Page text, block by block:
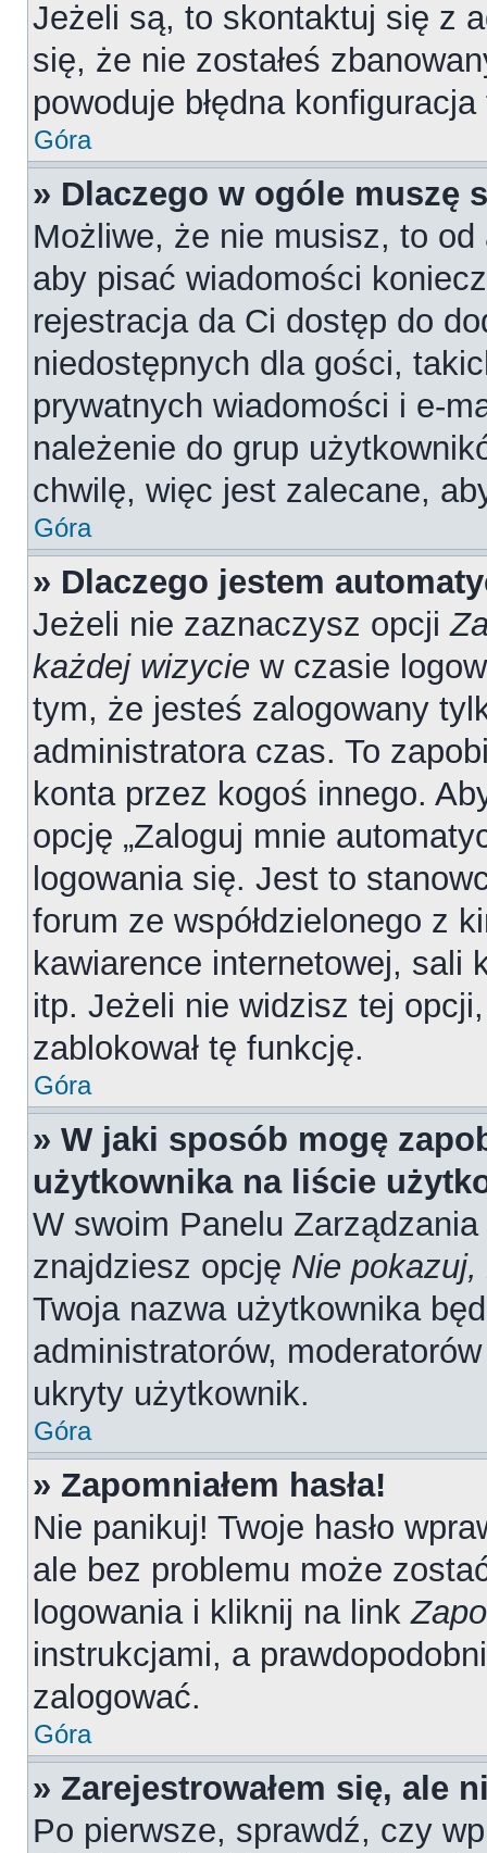
Jeżeli są, to skontaktuj się z
się, że nie zostałeś
powoduje błędna
Góra
» Dlaczego w ogóle muszę
Możliwe, że nie musisz, to
aby pisać wiadomości
rejestracja da Ci dostęp do
niedostępnych dla gości,
prywatnych wiadomości i e-
należenie do grup
chwilę, więc jest zalecane,
Góra
» Dlaczego jestem
Jeżeli nie zaznaczysz opcji
każdej wizycie w czasie
tym, że jesteś zalogowany
administratora czas. To
konta przez kogoś innego.
opcję „Zaloguj mnie
logowania się. Jest to
forum ze współdzielonego z
kawiarence internetowej, sali
itp. Jeżeli nie widzisz tej
zablokował tę funkcję.
Góra
» W jaki sposób mogę
użytkownika na liście
W swoim Panelu
znajdziesz opcję Nie
Twoja nazwa użytkownika
administratorów,
ukryty użytkownik.
Góra
» Zapomniałem hasła!
Nie panikuj! Twoje hasło
ale bez problemu może
logowania i kliknij na link
instrukcjami, a
zalogować.
Góra
» Zarejestrowałem się, ale
Po pierwsze, sprawdź, czy